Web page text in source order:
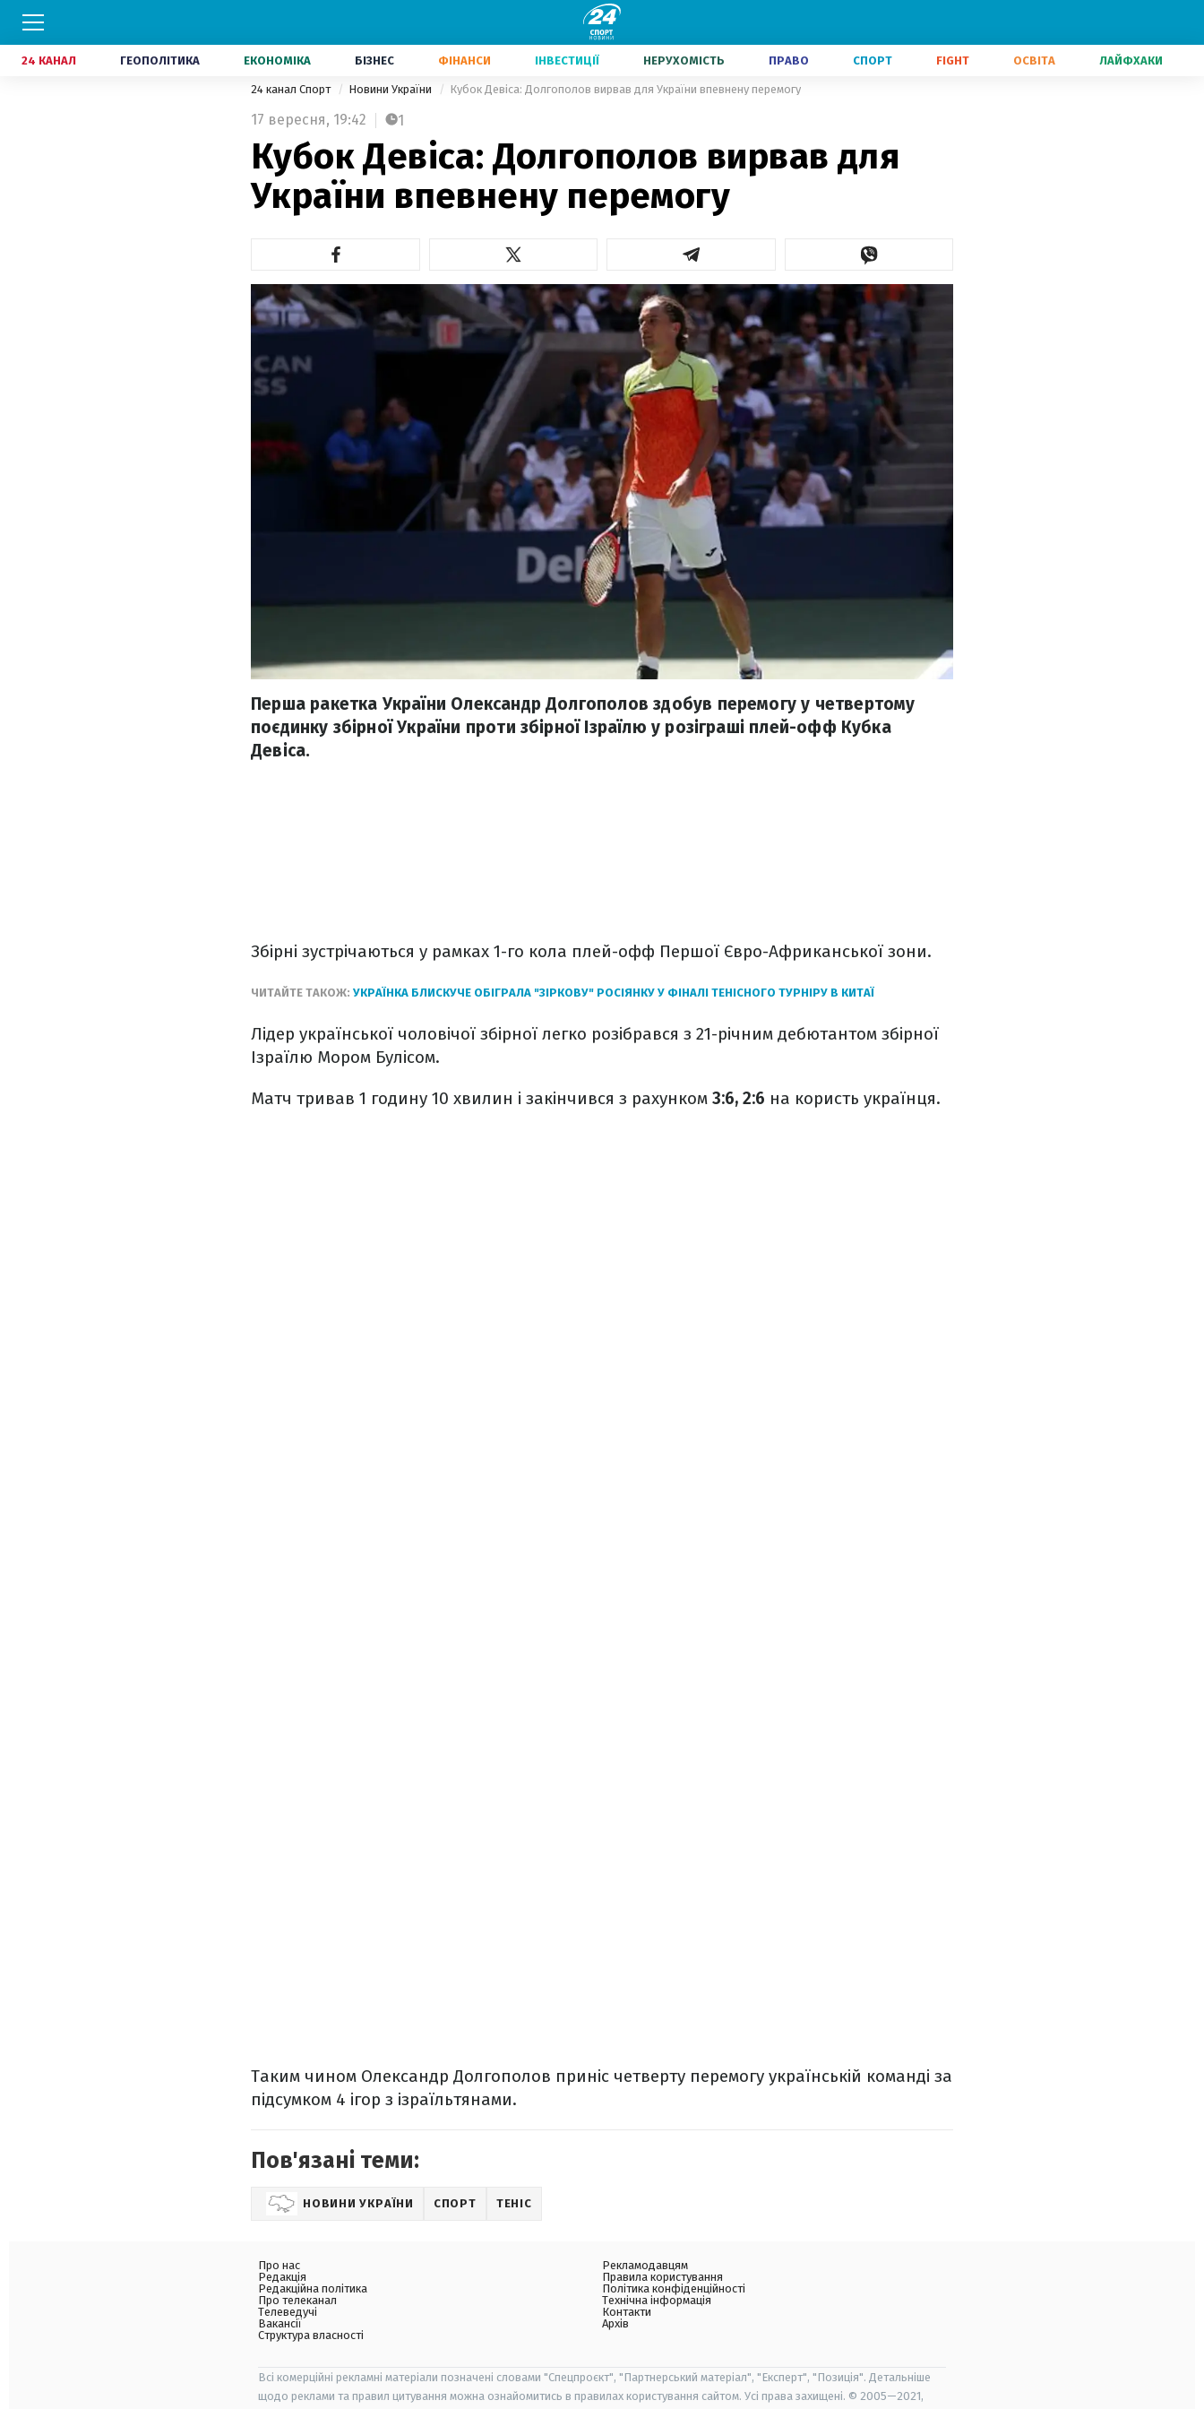
24 КАНАЛ ГЕОПОЛІТИКА ЕКОНОМІКА БІЗНЕС ФІНАНСИ ІНВЕСТИЦІЇ НЕРУХОМІСТЬ ПРАВО СПОРТ FIGHT ОСВІТА ЛАЙФХАКИ
24 канал Спорт Новини України Кубок Девіса: Долгополов вирвав для України впевнену перемогу
17 вересня, 19:42 1
Кубок Девіса: Долгополов вирвав для
України впевнену перемогу
Перша ракетка України Олександр Долгополов здобув перемогу у четвертому
поєдинку збірної України проти збірної Ізраїлю у розіграші плей-офф Кубка
Девіса.
Збірні зустрічаються у рамках 1-го кола плей-офф Першої Євро-Африканської зони.
ЧИТАЙТЕ ТАКОЖ: УКРАЇНКА БЛИСКУЧЕ ОБІГРАЛА "ЗІРКОВУ" РОСІЯНКУ У ФІНАЛІ ТЕНІСНОГО ТУРНІРУ В КИТАЇ
Лідер української чоловічої збірної легко розібрався з 21-річним дебютантом збірної
Ізраїлю Мором Булісом.
Матч тривав 1 годину 10 хвилин і закінчився з рахунком 3:6, 2:6 на користь українця.
Таким чином Олександр Долгополов приніс четверту перемогу українській команді за
підсумком 4 ігор з ізраїльтянами.
Пов'язані теми:
НОВИНИ УКРАЇНИ СПОРТ ТЕНІС
Про нас
Редакція
Редакційна політика
Про телеканал
Телеведучі
Вакансії
Структура власності
Рекламодавцям
Правила користування
Політика конфіденційності
Технічна інформація
Контакти
Архів
Всі комерційні рекламні матеріали позначені словами "Спецпроєкт", "Партнерський матеріал", "Експерт", "Позиція". Детальніше
щодо реклами та правил цитування можна ознайомитись в правилах користування сайтом. Усі права захищені. © 2005—2021,